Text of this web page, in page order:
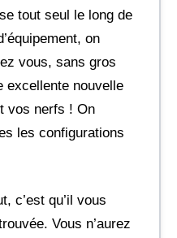
tout seul le long de
on
vous, sans gros
excellente nouvelle
vos nerfs ! On
les configurations
c’est qu’il vous
Vous n’aurez